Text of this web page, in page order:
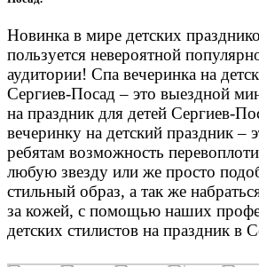
Новинка в мире детских
пользуется невероятной
аудитории! Спа вечеринка на
Сергиев-Посад – это выездной
на праздник для детей Сергиев-
вечеринку на детский праздник –
ребятам возможность
любую звезду или же просто
стильный образ, а так же
за кожей, с помощью наших
детских стилистов на праздник в